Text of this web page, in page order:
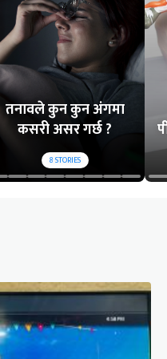
तनावले कुन कुन अंगमा
कसरी असर गर्छ ?
8STORIES